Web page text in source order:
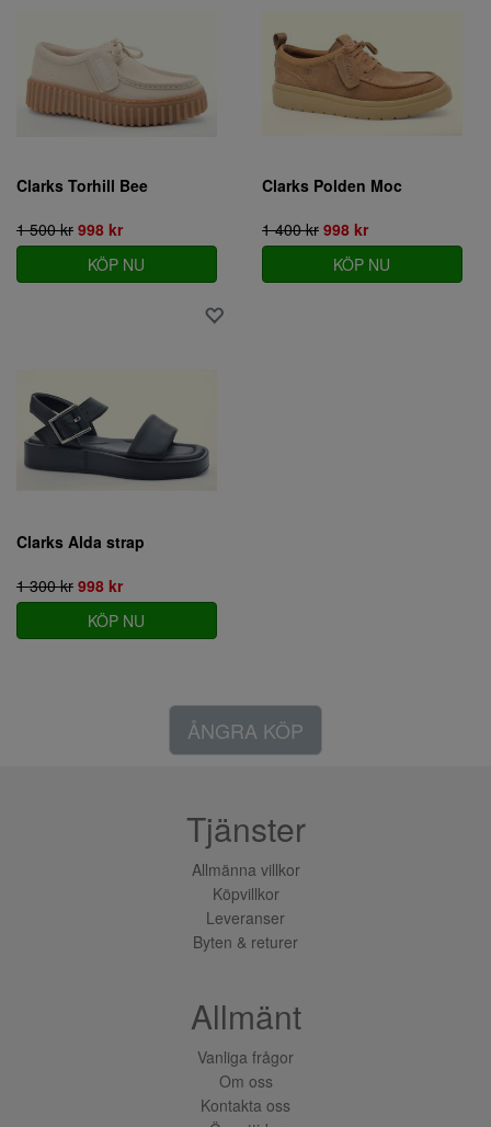
Clarks Torhill Bee
1 500 kr 998 kr
KÖP NU
Clarks Polden Moc
1 400 kr 998 kr
KÖP NU
Clarks Alda strap
1 300 kr 998 kr
KÖP NU
ÅNGRA KÖP
Tjänster
Allmänna villkor
Köpvillkor
Leveranser
Byten & returer
Allmänt
Vanliga frågor
Om oss
Kontakta oss